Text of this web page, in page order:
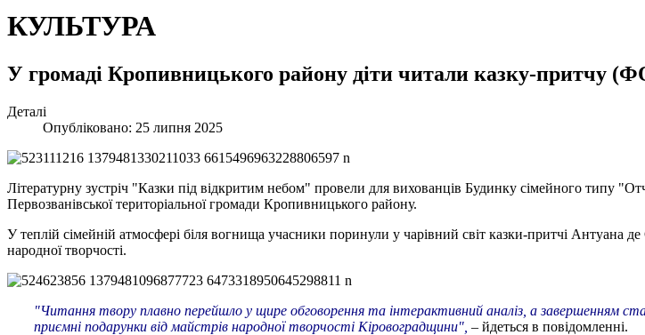
КУЛЬТУРА
У громаді Кропивницького району діти читали казку-притчу
Деталі
Опубліковано: 25 липня 2025
Літературну зустріч "Казки під відкритим небом" провели для вихованців Будинку сімейного типу
Первозванівської територіальної громади Кропивницького району.
У теплій сімейній атмосфері біля вогнища учасники поринули у чарівний світ казки-притчі
народної творчості.
"Читання твору плавно перейшло у щире обговорення та інтерактивний аналіз, а завершенням
приємні подарунки від майстрів народної творчості Кіровоградщини", – йдеться в повідомленні.